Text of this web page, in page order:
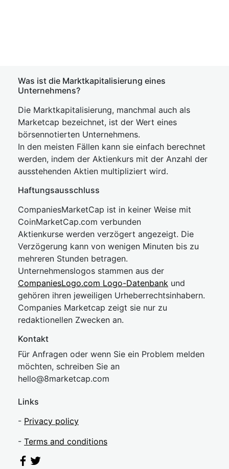
Was ist die Marktkapitalisierung eines
Unternehmens?
Die Marktkapitalisierung, manchmal auch als
Marketcap bezeichnet, ist der Wert eines
börsennotierten Unternehmens.
In den meisten Fällen kann sie einfach berechnet
werden, indem der Aktienkurs mit der Anzahl der
ausstehenden Aktien multipliziert wird.
Haftungsausschluss
CompaniesMarketCap ist in keiner Weise mit
CoinMarketCap.com verbunden
Aktienkurse werden verzögert angezeigt. Die
Verzögerung kann von wenigen Minuten bis zu
mehreren Stunden betragen.
Unternehmenslogos stammen aus der
CompaniesLogo.com Logo-Datenbank und
gehören ihren jeweiligen Urheberrechtsinhabern.
Companies Marketcap zeigt sie nur zu
redaktionellen Zwecken an.
Kontakt
Für Anfragen oder wenn Sie ein Problem melden
möchten, schreiben Sie an
hello@8marketcap.com
Links
- Privacy policy
- Terms and conditions